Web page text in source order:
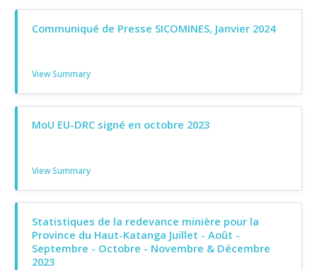
Communiqué de Presse SICOMINES, Janvier 2024
View Summary
MoU EU-DRC signé en octobre 2023
View Summary
Statistiques de la redevance minière pour la
Province du Haut-Katanga Juillet - Août -
Septembre - Octobre - Novembre & Décembre
2023